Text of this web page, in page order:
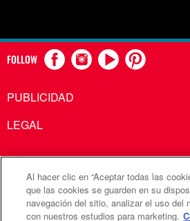
FOLLOW
PUBLICIDAD
LEGAL
Comunicaciones Metodistas Unidas
Iglesia Metodista
Al hacer clic en “Aceptar todas las
que las cookies se guarden en su
navegación del sitio, analizar el uso del
con nuestros estudios para marketing.